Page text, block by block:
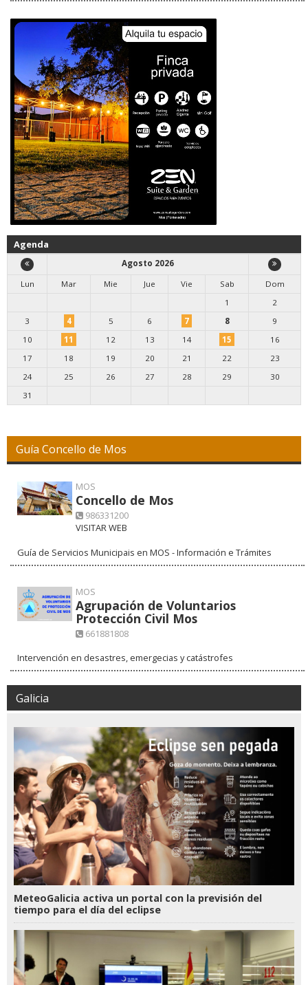
Agenda
Agosto 2026
Lun
Mar Mie Jue Vie Sab
Dom
1
2
3
4 5 6 7 8
9
10
11 12 13 14 15
16
17
18 19 20 21 22
23
24
25 26 27 28 29
30
31
Guía Concello de Mos
MOS
Concello de Mos
986331200
VISITAR WEB
Guía de Servicios Municipais en MOS - Información e Trámites
MOS
Agrupación de Voluntarios
Protección Civil Mos
661881808
Intervención en desastres, emergecias y catástrofes
Galicia
MeteoGalicia activa un portal con la previsión del
tiempo para el día del eclipse